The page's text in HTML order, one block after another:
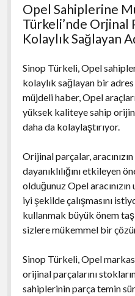
Opel Sahiplerine
Türkeli’nde Orjinal
Kolaylık Sağlayan
Sinop Türkeli, Opel
kolaylık sağlayan bir
müjdeli haber, Opel
yüksek kaliteye sahip
daha da kolaylaştırıyor.
Orijinal parçalar,
dayanıklılığını etkileyen
olduğunuz Opel aracınızın
iyi şekilde çalışmasını
kullanmak büyük önem
sizlere mükemmel bir
Sinop Türkeli, Opel
orijinal parçalarını
sahiplerinin parça temin